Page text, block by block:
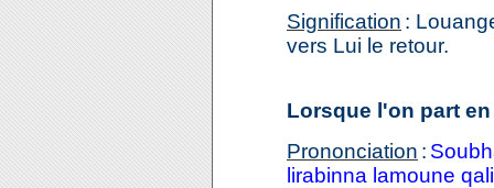
Signification :
vers Lui le retour.
Lorsque l'on part
Prononciation :
lirabinna lamoune